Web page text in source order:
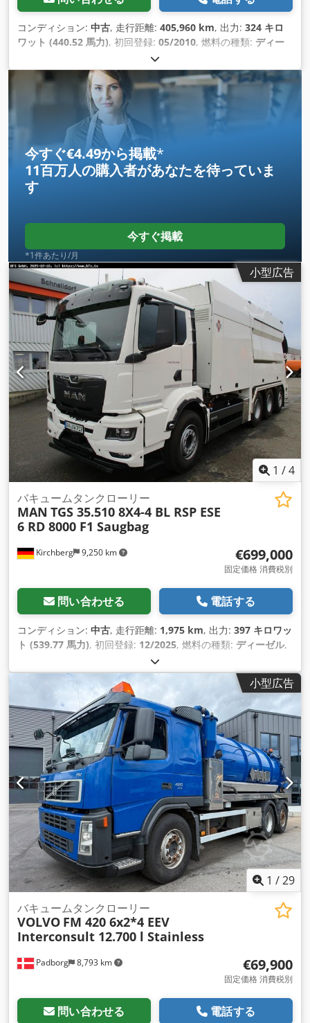
コンディション: 中古, 走行距離: 405,960 km, 出力: 324 キロ
ワット (440.52 馬力), 初回登録: 05/2010, 燃料の種類: ディー
33,000 kg（キログラム）
回検査（TÜV）:08/2028, 色:オレンジ, 変速方式:機械式, 排出
クラス:ユーロ5, 積載スペース容量:15 m³, 製造年:2010, 装備:
ABS（アンチロック・ブレーキ・システム）, エアコン
今すぐ€4.49から掲載*
11百万人の購入者があなたを待っていま
す
今すぐ掲載
*1件あたり/月
小型広告
1 /4
Kirchberg 9,250 km
バキュームタンクローリー
MAN TGS 35.510 8X4-4 BL RSP ESE
6 RD 8000 F1 Saugbag
€699,000
固定価格 消費税別
問い合わせる 電話する
コンディション: 中古, 走行距離: 1,975 km, 出力: 397 キロワッ
ト (539.77 馬力), 初回登録: 12/2025, 燃料の種類: ディーゼル,
32,000 kg（キログラム）
査（TÜV）:12/2026, 変速方式:オートマチック, 排出クラス:
, 装備:
ABS（アンチロック・ブレーキ・システム）, エ
アコン, ナビゲーションシステム, 電子安定制御プログラム
(ESP),
小型広告
1 /29
Padborg 8,793 km
バキュームタンクローリー
VOLVO FM 420 6x2*4 EEV
Interconsult 12.700 l Stainless
€69,900
固定価格 消費税別
問い合わせる 電話する